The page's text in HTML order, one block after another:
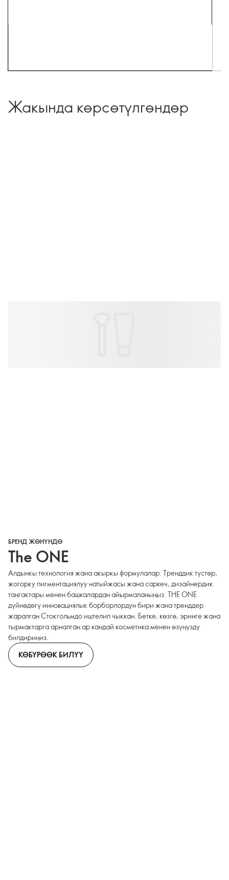
Жакында көрсөтүлгөндөр
БРЕНД ЖӨНҮНДӨ
The ONE
Алдынкы технология жана акыркы формулалар. Тренддик түстөр,
жогорку пигментациялуу натыйжасы жана саркеч, дизайнердик
таңгактары менен башкалардан айырмаланыңыз. THE ONE
дүйнөдөгү инновациялык борборлордун бири жана тренддер
жаралган Стокгольмдо иштелип чыккан. Бетке, көзгө, эринге жана
тырмактарга арналган ар кандай косметика менен өзүңүздү
билдириңиз.
КӨБҮРӨӨК БИЛҮҮ